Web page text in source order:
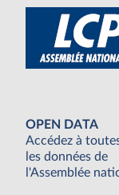
OPEN DATA
Accédez à
les données de
l'Assemblée